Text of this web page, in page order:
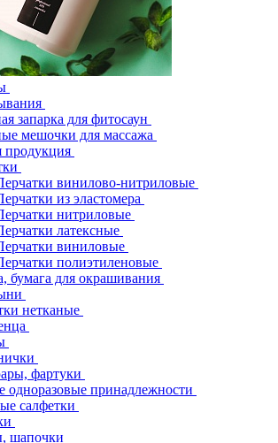
запарка для фитосаун
мешочки для массажа
продукция
винилово-нитриловые
из эластомера
нитриловые
латексные
виниловые
полиэтиленовые
бумага для окрашивания
нетканые
фартуки
одноразовые принадлежности
салфетки
шапочки